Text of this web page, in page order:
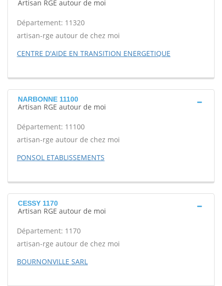
Artisan RGE autour de moi
Département: 11320
artisan-rge autour de chez moi
CENTRE D'AIDE EN TRANSITION ENERGETIQUE
NARBONNE 11100
Artisan RGE autour de moi
Département: 11100
artisan-rge autour de chez moi
PONSOL ETABLISSEMENTS
CESSY 1170
Artisan RGE autour de moi
Département: 1170
artisan-rge autour de chez moi
BOURNONVILLE SARL